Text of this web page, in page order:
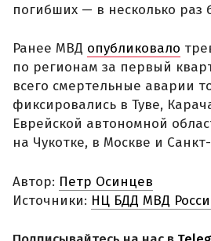
погибших — в несколько раз
Ранее МВД опубликовало
по регионам за первый
всего смертельные аварии
фиксировались в Туве,
Еврейской автономной
на Чукотке, в Москве и
Автор: Петр Осинцев
Источники: НЦ БДД МВД